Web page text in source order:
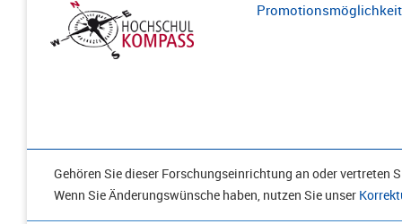
Gehören Sie dieser Forschungseinrichtung an oder vertreten
Wenn Sie Änderungswünsche haben, nutzen Sie unser